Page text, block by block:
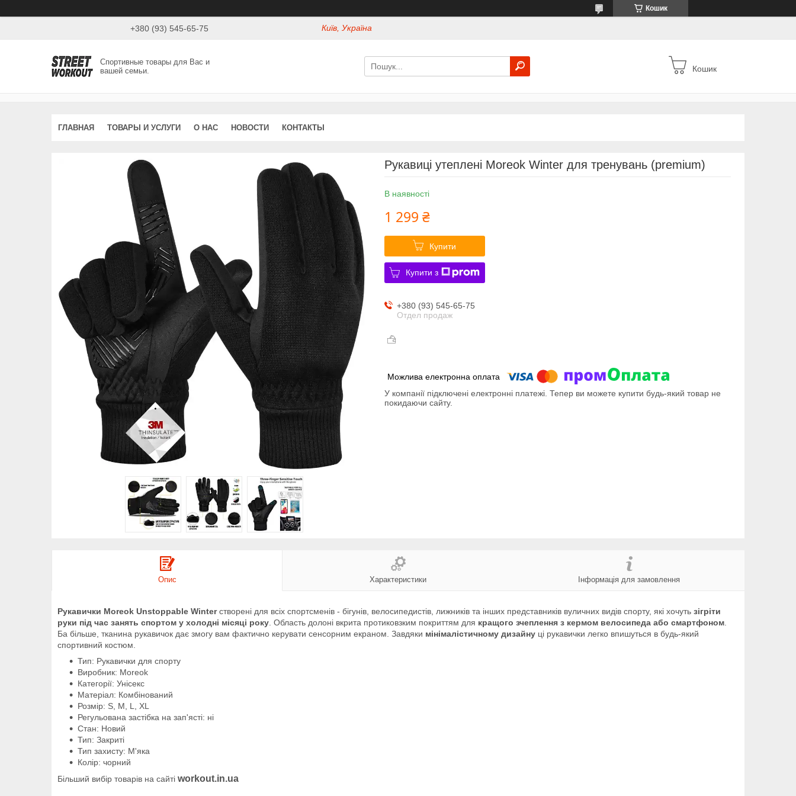
Кошик
+380 (93) 545-65-75 Київ, Україна
Спортивные товары для Вас и
вашей семьи.
Кошик
ГЛАВНАЯ ТОВАРЫ И УСЛУГИ О НАС НОВОСТИ КОНТАКТЫ
Рукавиці утеплені Moreok Winter для тренувань (premium)
В наявності
1 299 ₴
Купити
Купити з
+380 (93) 545-65-75
Отдел продаж
У компанії підключені електронні платежі. Тепер ви можете купити будь-який товар не
покидаючи сайту.
Опис Характеристики Інформація для замовлення
Рукавички Moreok Unstoppable Winterстворені для всіх спортсменів - бігунів, велосипедистів, лижників та інших представників вуличних видів спорту, які хочуть зігріти
руки під час занять спортом у холодні місяці року . Область долоні вкрита протиковзким покриттям для кращого зчеплення з кермом велосипеда або смартфоном
Ба більше, тканина рукавичок дає змогу вам фактично керувати сенсорним екраном. Завдяки мінімалістичному дизайну ці рукавички легко впишуться в будь-який
спортивний костюм.
Тип: Рукавички для спорту
Виробник: Moreok
Категорії: Унісекс
Матеріал: Комбінований
Розмір: S, М, L, XL
Регульована застібка на зап'ясті: ні
Стан: Новий
Тип: Закриті
Тип захисту: М'яка
Колір: чорний
Більший вибір товарів на сайті workout.in.ua